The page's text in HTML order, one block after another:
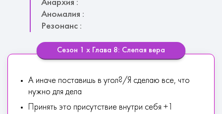
Анархия :
Аномалия :
Резонанс :
Сезон 1 х Глава 8: Слепая вера
А иначе поставишь в угол?/Я сделаю все, что
нужно для дела
Принять это присутствие внутри себя +1